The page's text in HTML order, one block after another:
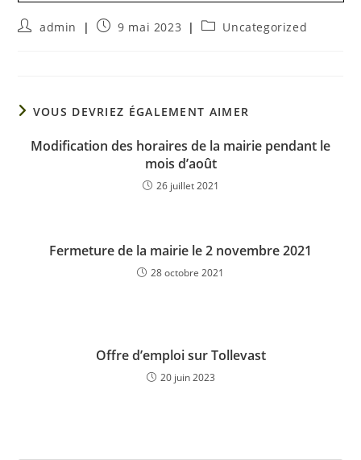
admin 9 mai 2023 Uncategorized
VOUS DEVRIEZ ÉGALEMENT AIMER
Modification des horaires de la mairie pendant le
mois d’août
26 juillet 2021
Fermeture de la mairie le 2 novembre 2021
28 octobre 2021
Offre d’emploi sur Tollevast
20 juin 2023